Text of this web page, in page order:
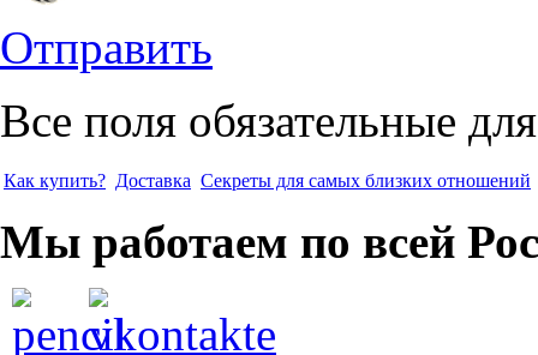
Отправить
Все поля обязательные
Как купить? Доставка Секреты для самых близких отношений
Мы работаем по всей